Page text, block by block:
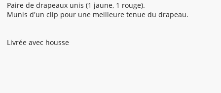
Paire de drapeaux unis (1 jaune, 1 rouge).
Munis d'un clip pour une meilleure tenue du drapeau.
Livrée avec housse